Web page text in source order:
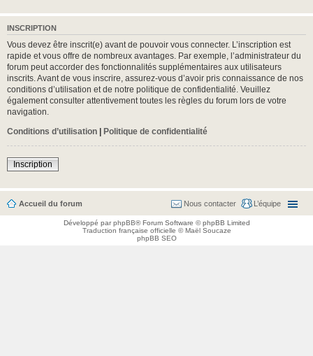
INSCRIPTION
Vous devez être inscrit(e) avant de pouvoir vous connecter. L’inscription est
rapide et vous offre de nombreux avantages. Par exemple, l’administrateur du
forum peut accorder des fonctionnalités supplémentaires aux utilisateurs
inscrits. Avant de vous inscrire, assurez-vous d’avoir pris connaissance de nos
conditions d’utilisation et de notre politique de confidentialité. Veuillez
également consulter attentivement toutes les règles du forum lors de votre
navigation.
Conditions d’utilisation | Politique de confidentialité
Inscription
Accueil du forum L’équipe
Nous contacter
Développé parphpBB® Forum Software © phpBB Limited
Traduction française officielle ©Maël Soucaze
phpBB SEO